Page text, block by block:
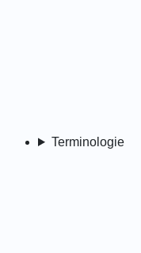
Terminologie